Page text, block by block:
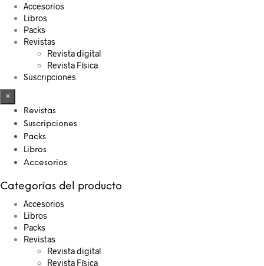
Accesorios
Libros
Packs
Revistas
Revista digital
Revista Física
Suscripciones
×
Revistas
Suscripciones
Packs
Libros
Accesorios
Categorías del producto
Accesorios
Libros
Packs
Revistas
Revista digital
Revista Física